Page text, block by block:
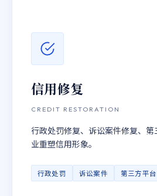
信用修复
CREDIT RESTORATION
行政处罚修复、诉讼案件修复、
业重塑信用形象。
行政处罚 诉讼案件 第三方平台